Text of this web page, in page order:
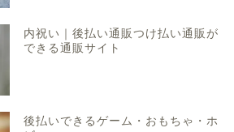
内祝い｜後払い通販つけ払い通販が
できる通販サイト
後払いできるゲーム・おもちゃ・ホ